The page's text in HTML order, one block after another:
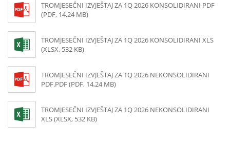
TROMJESEČNI IZVJEŠTAJ ZA 1Q 2026 KONSOLIDIRANI PDF
(PDF, 14,24 MB)
TROMJESEČNI IZVJEŠTAJ ZA 1Q 2026 KONSOLIDIRANI XLS
(XLSX, 532 KB)
TROMJESEČNI IZVJEŠTAJ ZA 1Q 2026 NEKONSOLIDIRANI
PDF.PDF (PDF, 14,24 MB)
TROMJESEČNI IZVJEŠTAJ ZA 1Q 2026 NEKONSOLIDIRANI
XLS (XLSX, 532 KB)